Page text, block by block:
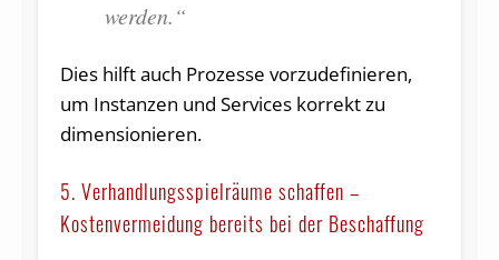
werden.“
Dies hilft auch Prozesse vorzudefinieren,
um Instanzen und Services korrekt zu
dimensionieren.
5. Verhandlungsspielräume schaffen –
Kostenvermeidung bereits bei der Beschaffung